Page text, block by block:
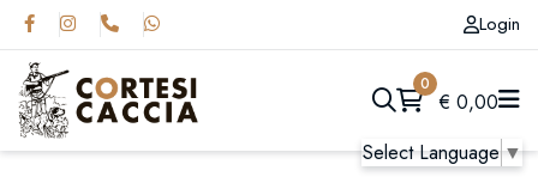
Select Language▼
Login
0
€ 0,00